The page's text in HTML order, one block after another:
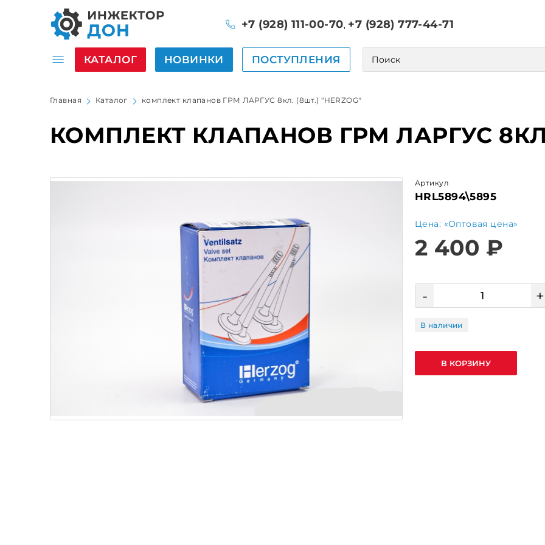
+7 (928) 111-00-70, +7 (928) 777-44-71
КАТАЛОГ НОВИНКИ ПОСТУПЛЕНИЯ
Главная Каталог комплект клапанов ГРМ ЛАРГУС 8кл. (8шт.) "HERZOG"
КОМПЛЕКТ КЛАПАНОВ ГРМ ЛАРГУС 8КЛ.
Артикул
HRL5894\5895
Цена: «Оптовая цена»
2 400 ₽
- +
В наличии
В КОРЗИНУ